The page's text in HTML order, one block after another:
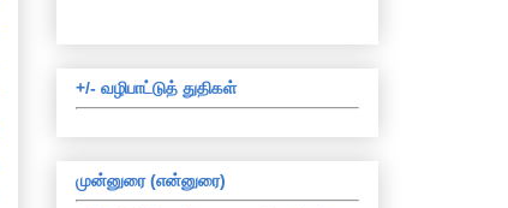
+/- வழிபாட்டுத் துதிகள்
முன்னுரை (என்னுரை)